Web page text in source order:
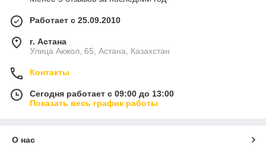
Работает с 25.09.2010
г. Астана
Улица Акжол, 65, Астана, Казахстан
Контакты
Сегодня работает с 09:00 до 13:00
Показать весь график работы
О нас